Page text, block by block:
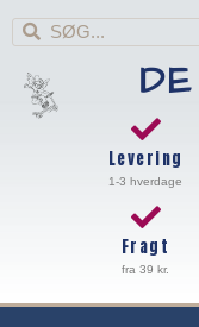
Levering
1-3 hverdage
Fragt
fra 39 kr.